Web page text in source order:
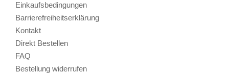
Einkaufsbedingungen
Barrierefreiheitserklärung
Kontakt
Direkt Bestellen
FAQ
Bestellung widerrufen